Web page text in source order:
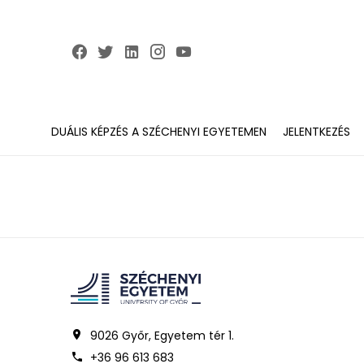
DUÁLIS KÉPZÉS A SZÉCHENYI EGYETEMEN JELENTKEZÉS
9026 Győr, Egyetem tér 1.
+36 96 613 683